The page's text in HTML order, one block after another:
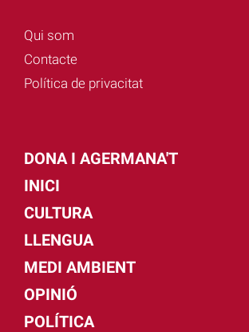
Qui som
Contacte
Política de privacitat
DONA I AGERMANA'T
INICI
CULTURA
LLENGUA
MEDI AMBIENT
OPINIÓ
POLÍTICA